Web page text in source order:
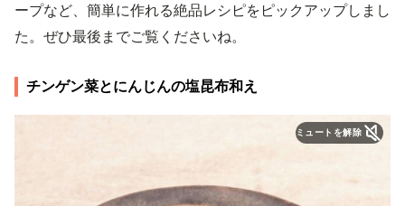
ープなど、簡単に作れる絶品レシピをピックアップしまし
た。ぜひ最後までご覧くださいね。
チンゲン菜とにんじんの塩昆布和え
ミュートを解除